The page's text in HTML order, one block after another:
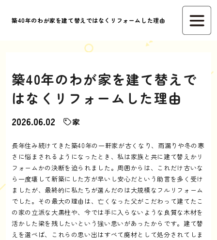
築40年のわが家を建て替えではなくリフォームした理由
築40年のわが家を建て替えで
はなくリフォームした理由
2026.06.02 家
長年住み続けてきた築40年の一軒家が古くなり、雨漏りや冬の寒
さに悩まされるようになったとき、私は家族と共に建て替えかリ
フォームかの決断を迫られました。周囲からは、これだけ古いな
ら一度壊して新築にした方が早いし安心だという助言を多く受け
ましたが、最終的に私たちが選んだのは大規模なフルリフォーム
でした。その最大の理由は、亡くなった父がこだわって建てたこ
の家の立派な大黒柱や、今では手に入らないような良質な木材を
活かした梁を残したいという強い思いがあったからです。建て替
えを選べば、これらの思い出はすべて廃材として処分されてしま